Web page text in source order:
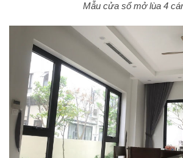
Mẫu cửa sổ mở lùa 4